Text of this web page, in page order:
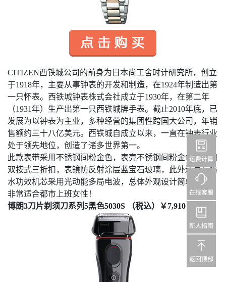
CITIZEN西铁城公司的前身为日本尚工舍时计研究所，创立
于1918年，主要从事钟表的开发和制造，在1924年制造出第
一只怀表。西铁城钟表株式会社成立于1930年，在第二年
（1931年）生产出第一只西铁城牌手表。截止2010年底，已
发展为以钟表为主业，多种经营的集团性跨国大公司，年销
售额约三十八亿美元。西铁城自成立以来，一直在钟表行业
处于领先地位，创造了诸多世界第一。
此款表带采用不锈钢间粉金色，表壳不锈钢间粉金色，表扣
双按式三折扣，表镜防反射涂层蓝宝石玻璃，此外还具有防
水功效机芯采用光动能多局电波，总体外观设计简单时尚！
非常适合都市上班女性！
博朗3刀片剃须刀系列5黑色5030S （税込）￥7,910